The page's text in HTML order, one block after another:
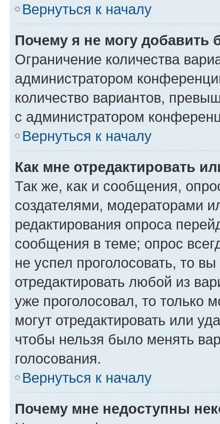
Вернуться к началу
Почему я не могу добавить
Ограничение количества
администратором
количество вариантов,
с администратором
Вернуться к началу
Как мне отредактировать
Так же, как и сообщения,
создателями, модераторами
редактирования опроса
сообщения в теме; опрос
не успел проголосовать, то
отредактировать любой из
уже проголосовал, то только
могут отредактировать или
чтобы нельзя было менять
голосования.
Вернуться к началу
Почему мне недоступны